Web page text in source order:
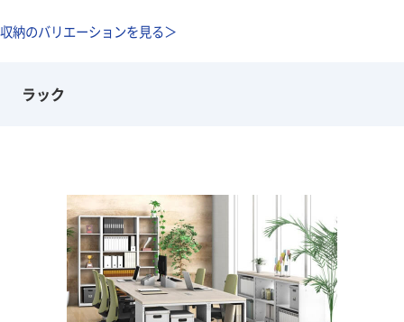
収納のバリエーションを見る＞
ラック